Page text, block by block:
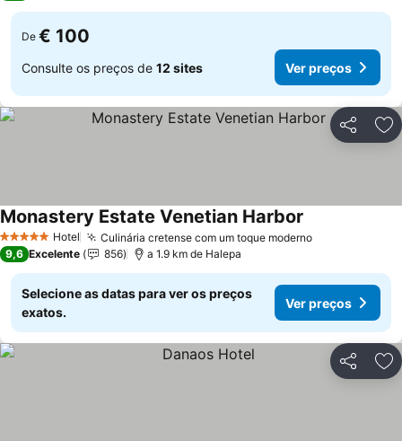
De € 100
Consulte os preços de 12 sites Ver preços
Partilhar
5 Estrelas Hotel Culinária cretense com um toque modernoVer preços
Monastery Estate Venetian Harbor
9,6 Excelente 856 a 1.9 km de Halepa
Selecione as datas para ver os preços
exatos.
Ver preços
Partilhar